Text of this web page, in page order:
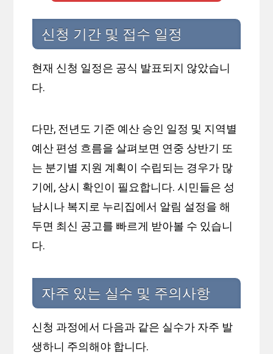
신청 기간 및 접수 일정
현재 신청 일정은 공식 발표되지 않았습니
다.
다만, 전년도 기준 예산 승인 일정 및 지역별
예산 편성 흐름을 살펴보면 연중 상반기 또
는 분기별 지원 계획이 수립되는 경우가 많
기에, 상시 확인이 필요합니다. 시민들은 성
남시나 복지로 누리집에서 알림 설정을 해
두면 최신 공고를 빠르게 받아볼 수 있습니
다.
자주 있는 실수 및 주의사항
신청 과정에서 다음과 같은 실수가 자주 발
생하니 주의해야 합니다.